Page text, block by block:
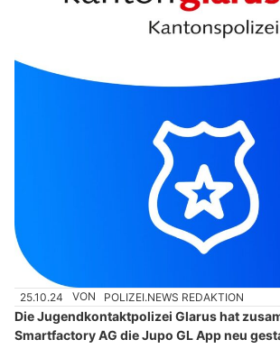
25.10.24 VON POLIZEI.NEWS REDAKTION
Die Jugendkontaktpolizei Glarus hat
Smartfactory AG die Jupo GL App neu